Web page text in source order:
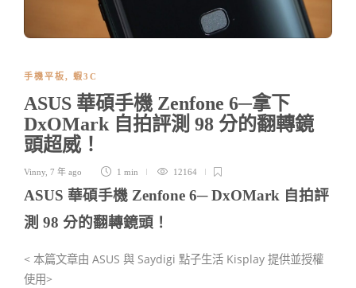
手機平板, 蝦3C
ASUS 華碩手機 Zenfone 6─拿下
DxOMark 自拍評測 98 分的翻轉鏡
頭超威！
Vinny 7 年 ago 1 min 12164
ASUS 華碩手機 Zenfone 6─ DxOMark 自拍評
測 98 分的翻轉鏡頭！
< 本篇文章由 ASUS 與 Saydigi 點子生活 Kisplay 提供並授權
使用>